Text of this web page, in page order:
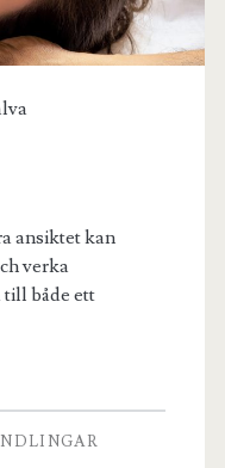
ansiktet kan
verka
till både ett